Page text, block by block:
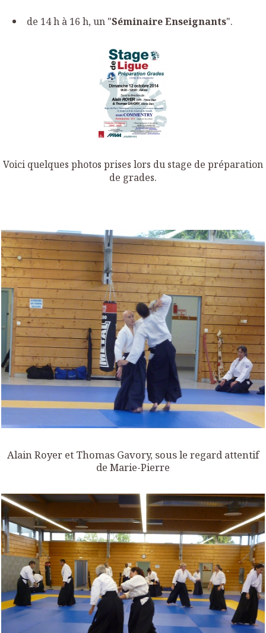
de 14 h à 16 h, un "Séminaire Enseignants".
Voici quelques photos prises lors du stage de préparation
de grades.
Alain Royer et Thomas Gavory, sous le regard attentif
de Marie-Pierre